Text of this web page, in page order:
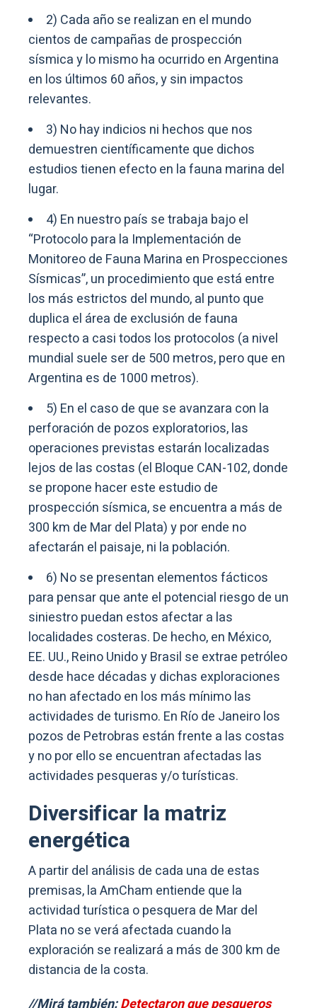
2) Cada año se realizan en el mundo
cientos de campañas de prospección
sísmica y lo mismo ha ocurrido en Argentina
en los últimos 60 años, y sin impactos
relevantes.
3) No hay indicios ni hechos que nos
demuestren científicamente que dichos
estudios tienen efecto en la fauna marina del
lugar.
4) En nuestro país se trabaja bajo el
“Protocolo para la Implementación de
Monitoreo de Fauna Marina en Prospecciones
Sísmicas”, un procedimiento que está entre
los más estrictos del mundo, al punto que
duplica el área de exclusión de fauna
respecto a casi todos los protocolos (a nivel
mundial suele ser de 500 metros, pero que en
Argentina es de 1000 metros).
5) En el caso de que se avanzara con la
perforación de pozos exploratorios, las
operaciones previstas estarán localizadas
lejos de las costas (el Bloque CAN-102, donde
se propone hacer este estudio de
prospección sísmica, se encuentra a más de
300 km de Mar del Plata) y por ende no
afectarán el paisaje, ni la población.
6) No se presentan elementos fácticos
para pensar que ante el potencial riesgo de un
siniestro puedan estos afectar a las
localidades costeras. De hecho, en México,
EE. UU., Reino Unido y Brasil se extrae petróleo
desde hace décadas y dichas exploraciones
no han afectado en los más mínimo las
actividades de turismo. En Río de Janeiro los
pozos de Petrobras están frente a las costas
y no por ello se encuentran afectadas las
actividades pesqueras y/o turísticas.
Diversificar la matriz
energética
A partir del análisis de cada una de estas
premisas, la AmCham entiende que la
actividad turística o pesquera de Mar del
Plata no se verá afectada cuando la
exploración se realizará a más de 300 km de
distancia de la costa.
//Mirá también:Detectaron que pesqueros